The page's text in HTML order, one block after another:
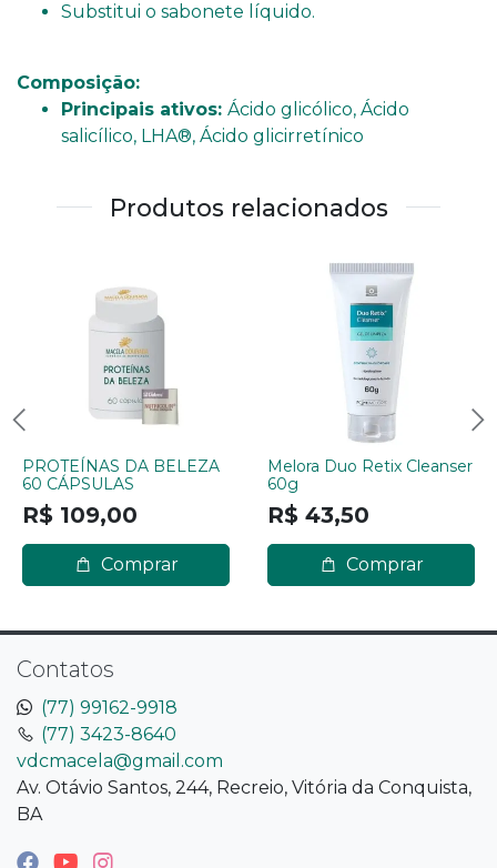
Substitui o sabonete líquido.
Composição:
Principais ativos: Ácido glicólico, Ácido
salicílico, LHA®, Ácido glicirretínico
Produtos relacionados
PROTEÍNAS DA BELEZA
60 CÁPSULAS
R$ 109,00
Comprar
Melora Duo Retix Cleanser
60g
R$ 43,50
Comprar
Contatos
(77) 99162-9918
(77) 3423-8640
vdcmacela@gmail.com
Av. Otávio Santos, 244, Recreio, Vitória da Conquista,
BA